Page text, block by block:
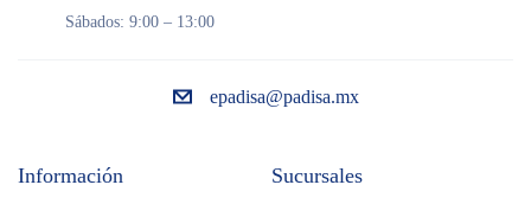
Sábados: 9:00 – 13:00
epadisa@padisa.mx
Información Sucursales